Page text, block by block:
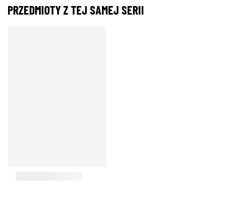
PRZEDMIOTY Z TEJ SAMEJ SERII